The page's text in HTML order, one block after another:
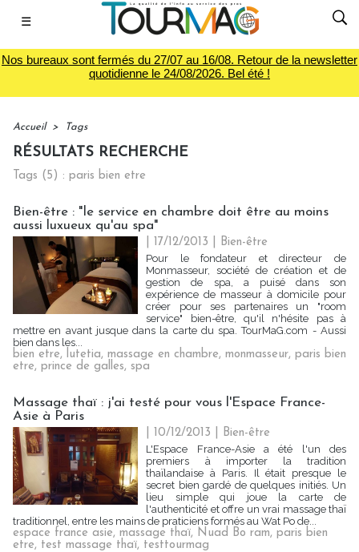
☰
Nos bureaux sont fermés du 27/07 au 16/08. Retour de la newsletter
quotidienne le 24/08/2026. Bel été !
Accueil > Tags
RÉSULTATS RECHERCHE
Tags (5) : paris bien etre
Bien-être : "le service en chambre doit être au moins
aussi luxueux qu'au spa"
| 17/12/2013
Bien-être
Pour le fondateur et directeur de
Monmasseur, société de création et de
gestion de spa, a puisé dans son
expérience de masseur à domicile pour
créer pour ses partenaires un "room
service" bien-être, qu'il n'hésite pas à
mettre en avant jusque dans la carte du spa. TourMaG.com - Aussi
bien dans les...
bien etre, lutetia, massage en chambre, monmasseur, paris bien
etre, prince de galles, spa
Massage thaï : j'ai testé pour vous l'Espace France-
Asie à Paris
| 10/12/2013
Bien-être
L'Espace France-Asie a été l'un des
premiers à importer la tradition
thaïlandaise à Paris. Il était presque le
secret bien gardé de quelques initiés. Un
lieu simple qui joue la carte de
l'authenticité et offre un vrai massage thaï
traditionnel, entre les mains de praticiens formés au Wat Po de...
espace france asie, massage thaï, Nuad Bo ram, paris bien
etre, test massage thaï, testtourmag